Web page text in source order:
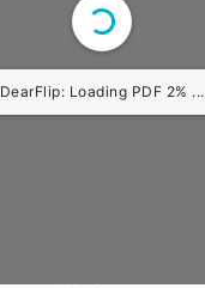
DearFlip: Loading PDF 2% ...